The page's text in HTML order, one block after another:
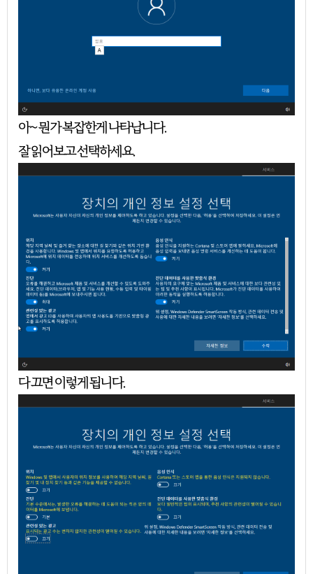
아~ 뭔가 복잡한게 나타납니다.
잘 읽어보고 선택하세요.
다 끄면 이렇게 됩니다.